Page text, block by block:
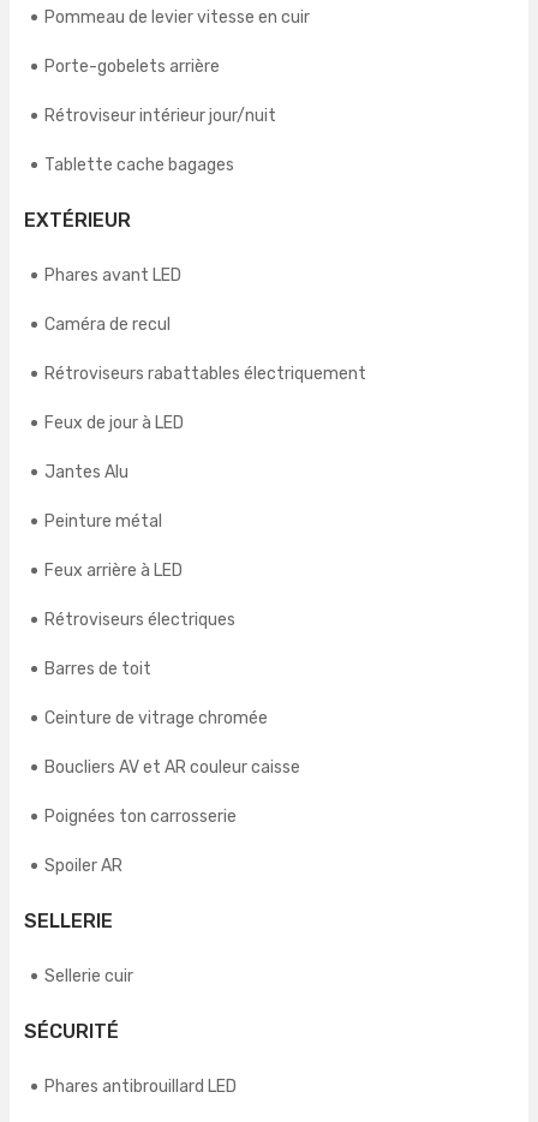
Pommeau de levier vitesse en cuir
Porte-gobelets arrière
Rétroviseur intérieur jour/nuit
Tablette cache bagages
EXTÉRIEUR
Phares avant LED
Caméra de recul
Rétroviseurs rabattables électriquement
Feux de jour à LED
Jantes Alu
Peinture métal
Feux arrière à LED
Rétroviseurs électriques
Barres de toit
Ceinture de vitrage chromée
Boucliers AV et AR couleur caisse
Poignées ton carrosserie
Spoiler AR
SELLERIE
Sellerie cuir
SÉCURITÉ
Phares antibrouillard LED